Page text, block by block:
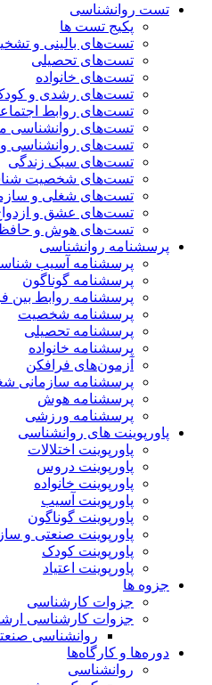
تست روانشناسی
پکیج تست ها
تست‌های بالینی و
تست‌های تحصیلی
تست‌های خانواده
تست‌های رشدی و
تست‌های روابط
تست‌های روانشناسی
تست‌های روانشناسی
تست‌های سبک زندگی
تست‌های شخصیت
تست‌های شغلی و
تست‌های عشق و
تست‌های هوش و
پرسشنامه روانشناسی
پرسشنامه آسیب
پرسشنامه گوناگون
پرسشنامه روابط بین
پرسشنامه شخصیت
پرسشنامه تحصیلی
پرسشنامه خانواده
آزمون‌های فرافکن
پرسشنامه سازمانی
پرسشنامه هوش
پرسشنامه ورزشی
پاورپوینت های روانشناسی
پاورپوینت اختلالات
پاورپوینت دروس
پاورپوینت خانواده
پاورپوینت آسیب
پاورپوینت گوناگون
پاورپوینت صنعتی و
پاورپوینت کودک
پاورپوینت اعتیاد
جزوه ها
جزوات کارشناسی
جزوات کارشناسی
روانشناسی
دوره‌ها و کارگاه‌ها
روانشناسی